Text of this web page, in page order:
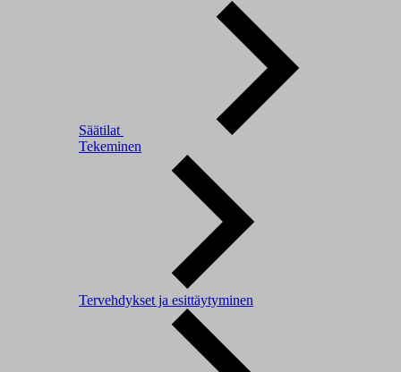
Säätilat
Tekeminen
Tervehdykset ja esittäytyminen